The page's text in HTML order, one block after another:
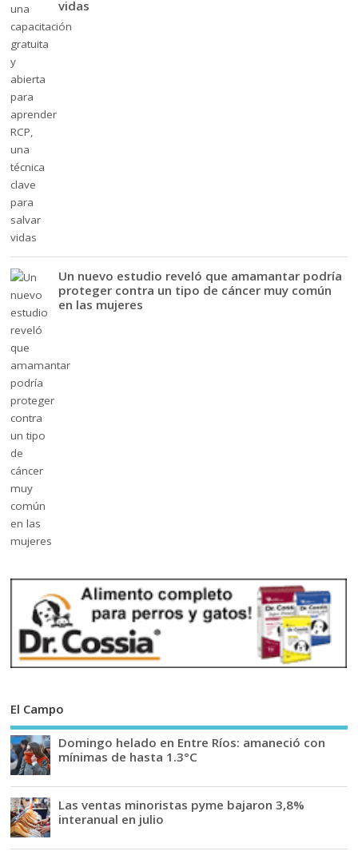
vidas
Un nuevo estudio reveló que amamantar podría
proteger contra un tipo de cáncer muy común
en las mujeres
El Campo
Domingo helado en Entre Ríos: amaneció con
mínimas de hasta 1.3°C
Las ventas minoristas pyme bajaron 3,8%
interanual en julio